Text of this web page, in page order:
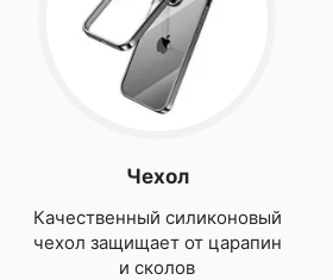
Чехол
Качественный силиконовый
чехол защищает от царапин
и сколов